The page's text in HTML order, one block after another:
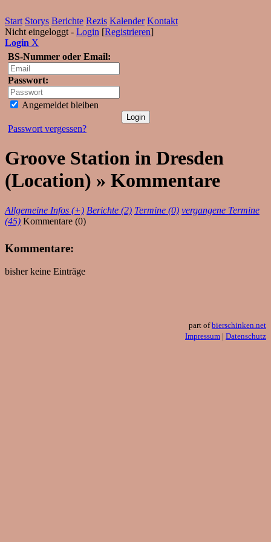
Start Storys Berichte Rezis Kalender Kontakt
Nicht eingeloggt - Login [Registrieren]
Login X
BS-Nummer oder Email:
Passwort:
Angemeldet bleiben
Passwort vergessen?
Groove Station in Dresden
(Location) » Kommentare
Allgemeine Infos (+) Berichte (2) Termine (0) vergangene Termine
(45) Kommentare (0)
Kommentare:
bisher keine Einträge
part ofbierschinken.net
Impressum | Datenschutz